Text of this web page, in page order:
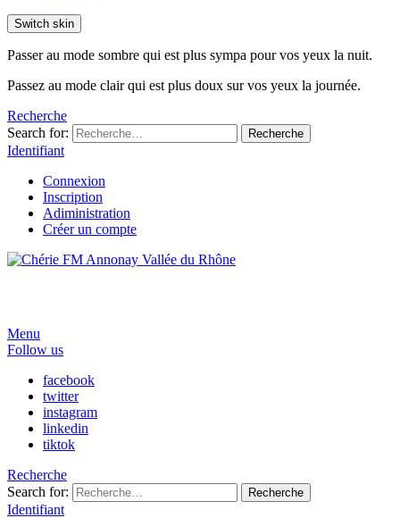
Switch skin
Passer au mode sombre qui est plus sympa pour vos yeux la nuit.
Passez au mode clair qui est plus doux sur vos yeux la journée.
Recherche
Search for:
Recherche
Identifiant
Connexion
Inscription
Adiministration
Créer un compte
Menu
Follow us
facebook
twitter
instagram
linkedin
tiktok
Recherche
Search for:
Recherche
Identifiant